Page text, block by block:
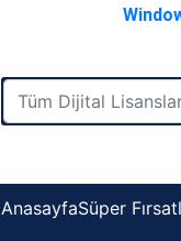
AnasayfaSüper